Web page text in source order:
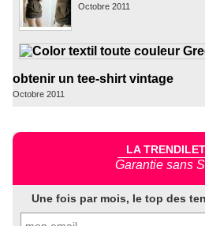
Octobre 2011
obtenir un tee-shirt vintage
Octobre 2011
LA
Garantie sans
Une fois par mois, le top des